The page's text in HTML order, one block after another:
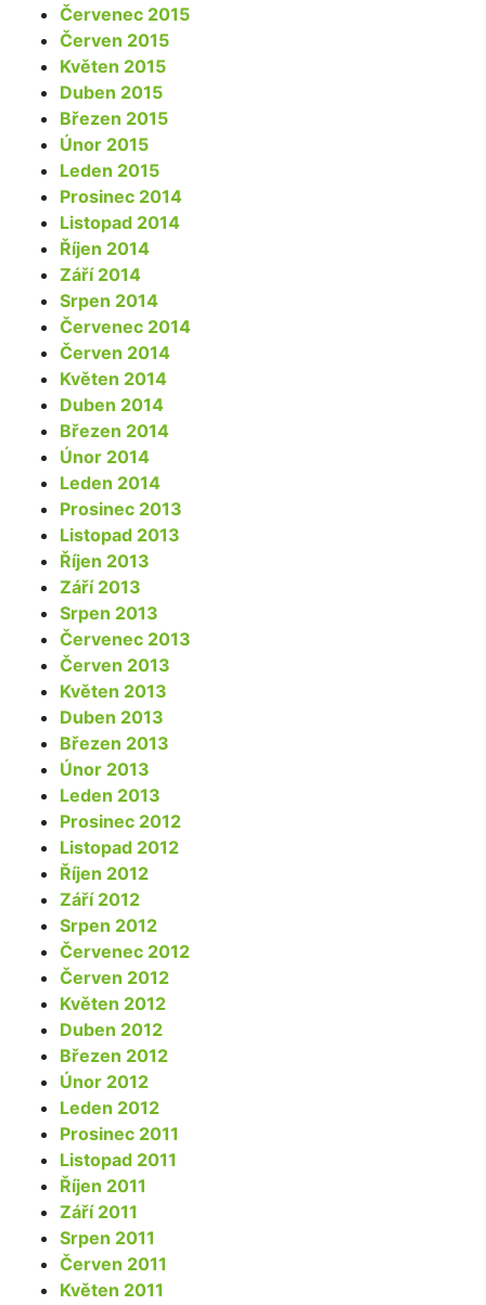
Červenec 2015
Červen 2015
Květen 2015
Duben 2015
Březen 2015
Únor 2015
Leden 2015
Prosinec 2014
Listopad 2014
Říjen 2014
Září 2014
Srpen 2014
Červenec 2014
Červen 2014
Květen 2014
Duben 2014
Březen 2014
Únor 2014
Leden 2014
Prosinec 2013
Listopad 2013
Říjen 2013
Září 2013
Srpen 2013
Červenec 2013
Červen 2013
Květen 2013
Duben 2013
Březen 2013
Únor 2013
Leden 2013
Prosinec 2012
Listopad 2012
Říjen 2012
Září 2012
Srpen 2012
Červenec 2012
Červen 2012
Květen 2012
Duben 2012
Březen 2012
Únor 2012
Leden 2012
Prosinec 2011
Listopad 2011
Říjen 2011
Září 2011
Srpen 2011
Červen 2011
Květen 2011